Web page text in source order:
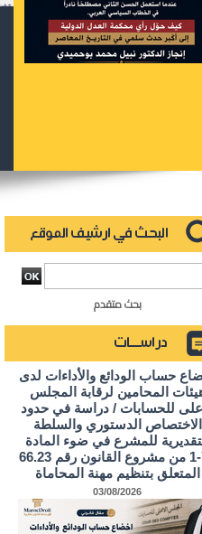
بحث متقدم
حساب الودائع والأداءات لدى
المحامين لرقابة المجلس
للحسابات / دراسة في حدود
الاختصاص الدستوري والسلطة
للمشرع في ضوء المادة
75-1 من مشروع القانون رقم 66.23
المتعلق بتنظيم مهنة المحاماة
03/08/2026